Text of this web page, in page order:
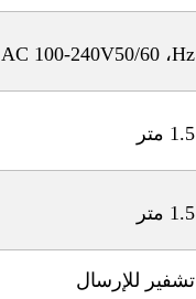
AC 100-240V ، 50/60Hz
1.5 متر
1.5 متر
تشفير للإرسال